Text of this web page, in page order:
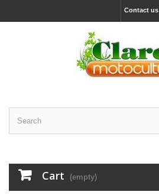
Contact us
Cart (empty)